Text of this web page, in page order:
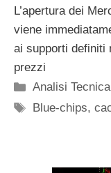
L’apertura dei
viene
ai supporti definiti
prezzi
Categorie
Analisi Tecnica
Tag
Blue-chips,